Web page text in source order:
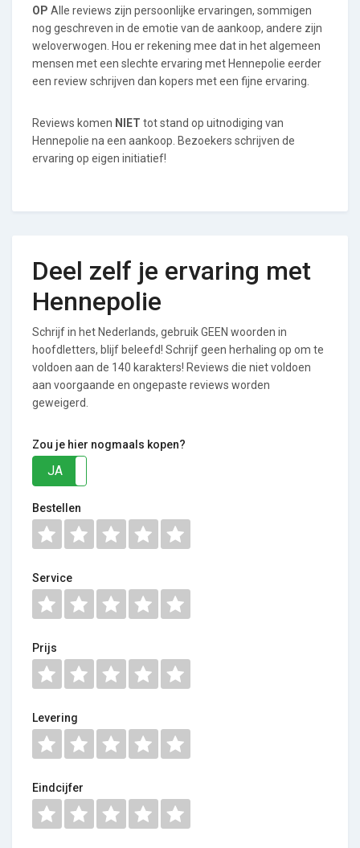
OP Alle reviews zijn persoonlijke ervaringen, sommigen
nog geschreven in de emotie van de aankoop, andere zijn
weloverwogen. Hou er rekening mee dat in het algemeen
mensen met een slechte ervaring met Hennepolie eerder
een review schrijven dan kopers met een fijne ervaring.
Reviews komen NIET tot stand op uitnodiging van
Hennepolie na een aankoop. Bezoekers schrijven de
ervaring op eigen initiatief!
Deel zelf je ervaring met
Hennepolie
Schrijf in het Nederlands, gebruik GEEN woorden in
hoofdletters, blijf beleefd! Schrijf geen herhaling op om te
voldoen aan de 140 karakters! Reviews die niet voldoen
aan voorgaande en ongepaste reviews worden
geweigerd.
Zou je hier nogmaals kopen?
JA
Bestellen
Service
Prijs
Levering
Eindcijfer